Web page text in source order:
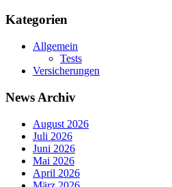
Kategorien
Allgemein
Tests
Versicherungen
News Archiv
August 2026
Juli 2026
Juni 2026
Mai 2026
April 2026